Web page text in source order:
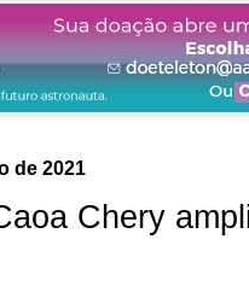
de 2021
Chery